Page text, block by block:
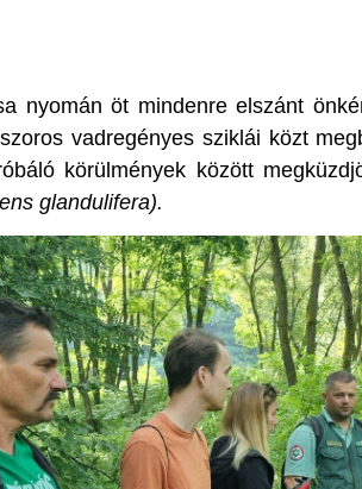
nyomán öt mindenre elszánt
vadregényes sziklái közt
körülmények között
glandulifera).